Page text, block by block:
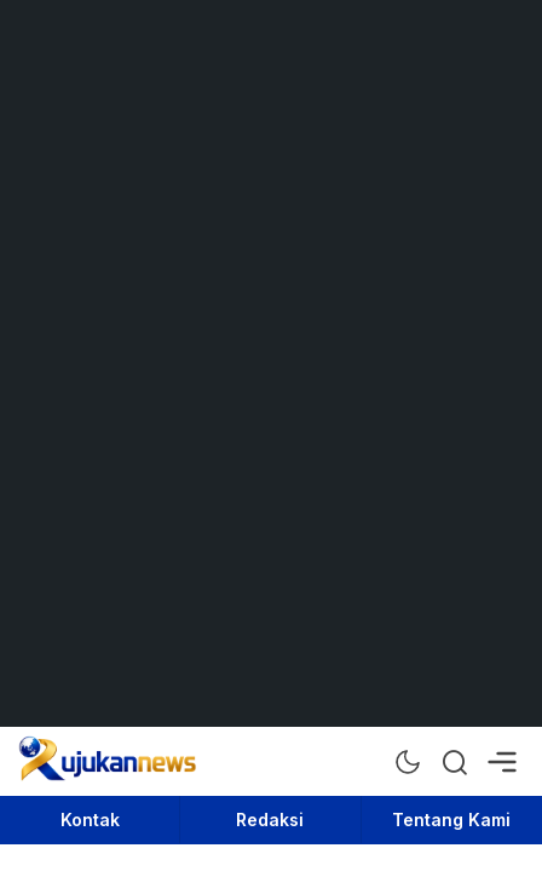
Rujukan News
Satu Rujukan Sejuta Informasi
Kontak Redaksi Tentang Kami